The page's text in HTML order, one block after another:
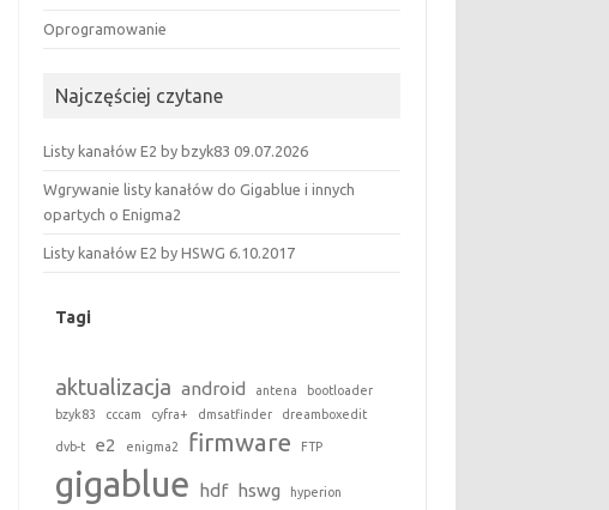
Oprogramowanie
Najczęściej czytane
Listy kanałów E2 by bzyk83 09.07.2026
Wgrywanie listy kanałów do Gigablue i innych
opartych o Enigma2
Listy kanałów E2 by HSWG 6.10.2017
Tagi
aktualizacja android antena
bootloader
bzyk83
cccam cyfra+ dmsatfinder dreamboxedit
dvb-t e2 enigma2 firmware FTP
gigablue hdf hswg hyperion